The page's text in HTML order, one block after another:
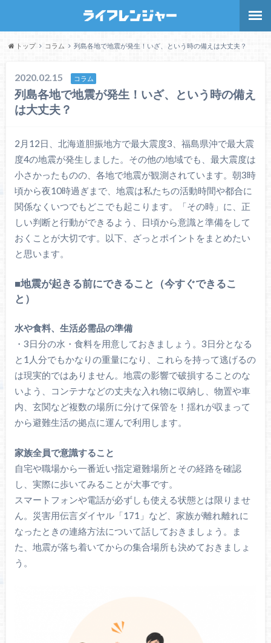
トップ コラム 列島各地で地震が発生！いざ、という時の備えは大丈夫？
2020.02.15 コラム
列島各地で地震が発生！いざ、という時の備え
は大丈夫？
2月12日、北海道胆振地方で最大震度3、福島県沖で最大震
度4の地震が発生しました。その他の地域でも、最大震度は
小さかったものの、各地で地震が観測されています。朝3時
頃から夜10時過ぎまで、地震は私たちの活動時間や都合に
関係なくいつでもどこでも起こります。「その時」に、正
しい判断と行動ができるよう、日頃から意識と準備をして
おくことが大切です。以下、ざっとポイントをまとめたい
と思います。
■地震が起きる前にできること（今すぐできるこ
と）
水や食料、生活必需品の準備
・3日分の水・食料を用意しておきましょう。3日分となる
と1人分でもかなりの重量になり、これらを持って逃げるの
は現実的ではありません。地震の影響で破損することのな
いよう、コンテナなどの丈夫な入れ物に収納し、物置や車
内、玄関など複数の場所に分けて保管を！揺れが収まって
から避難生活の拠点に運んで利用します。
家族全員で意識すること
自宅や職場から一番近い指定避難場所とその経路を確認
し、実際に歩いてみることが大事です。
スマートフォンや電話が必ずしも使える状態とは限りませ
ん。災害用伝言ダイヤル「171」など、家族が離れ離れに
なったときの連絡方法について話しておきましょう。ま
た、地震が落ち着いてからの集合場所も決めておきましょ
う。